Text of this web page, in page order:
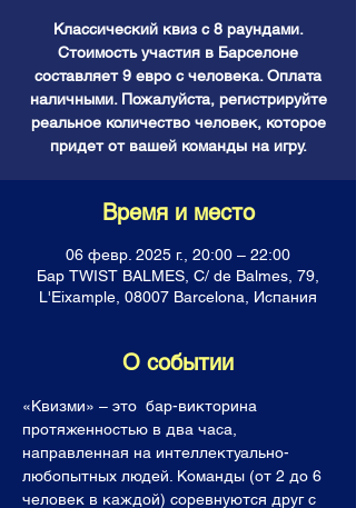
Классический квиз с 8 раундами.
Стоимость участия в Барселоне
составляет 9 евро с человека. Оплата
наличными. Пожалуйста, регистрируйте
реальное количество человек, которое
придет от вашей команды на игру.
Время и место
06 февр. 2025 г., 20:00 – 22:00
Бар TWIST BALMES, C/ de Balmes, 79,
L'Eixample, 08007 Barcelona, Испания
О событии
«Квизми» – это  бар-викторина
протяженностью в два часа,
направленная на интеллектуально-
любопытных людей. Команды (от 2 до 6
человек в каждой) соревнуются друг с